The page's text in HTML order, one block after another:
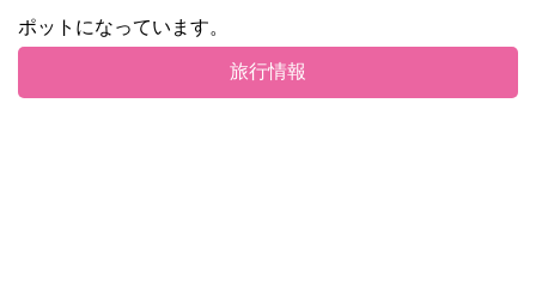
ポットになっています。
旅行情報